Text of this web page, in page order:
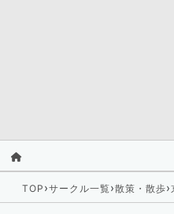
TOP ›サークル一覧›散策・散歩›